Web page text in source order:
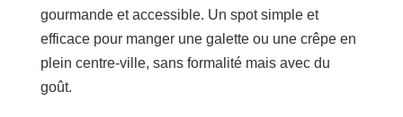
gourmande et accessible. Un spot simple et
efficace pour manger une galette ou une crêpe en
plein centre-ville, sans formalité mais avec du
goût.